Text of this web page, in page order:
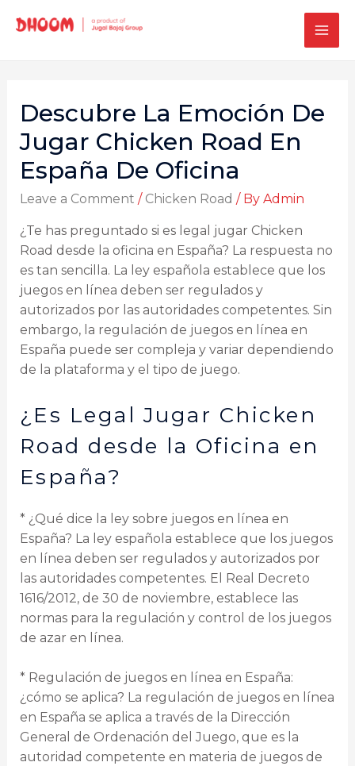
Descubre La Emoción De
Jugar Chicken Road En
España De Oficina
Leave a Comment / Chicken Road / By Admin
¿Te has preguntado si es legal jugar Chicken
Road desde la oficina en España? La respuesta no
es tan sencilla. La ley española establece que los
juegos en línea deben ser regulados y
autorizados por las autoridades competentes. Sin
embargo, la regulación de juegos en línea en
España puede ser compleja y variar dependiendo
de la plataforma y el tipo de juego.
¿Es Legal Jugar Chicken
Road desde la Oficina en
España?
* ¿Qué dice la ley sobre juegos en línea en
España? La ley española establece que los juegos
en línea deben ser regulados y autorizados por
las autoridades competentes. El Real Decreto
1616/2012, de 30 de noviembre, establece las
normas para la regulación y control de los juegos
de azar en línea.
* Regulación de juegos en línea en España:
¿cómo se aplica? La regulación de juegos en línea
en España se aplica a través de la Dirección
General de Ordenación del Juego, que es la
autoridad competente en materia de juegos de